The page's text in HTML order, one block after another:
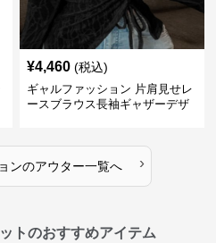
¥4,460 (税込)
ギャルファッション 片肩見せレ
ースブラウス長袖ギャザーデザ
ンのアウター一覧へ ›
トのおすすめアイテム